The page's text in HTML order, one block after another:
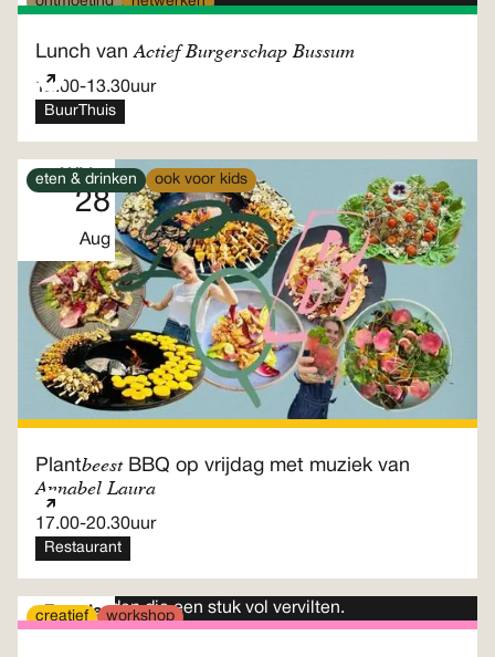
Aug
Lunch vanActief Burgerschap Bussum
12.00-13.30uur
BuurThuis
Vrijdag
28
Aug
eten & drinken ook voor kids
PlantbeestBBQ op vrijdag met muziek van
Annabel Laura
17.00-20.30uur
Restaurant
Zaterdag
29
creatief workshop